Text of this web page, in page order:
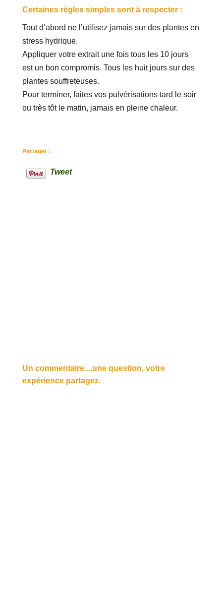
Certaines règles simples sont à respecter :
Tout d’abord ne l’utilisez jamais sur des plantes en
stress hydrique.
Appliquer votre extrait une fois tous les 10 jours
est un bon compromis. Tous les huit jours sur des
plantes souffreteuses.
Pour terminer, faites vos pulvérisations tard le soir
ou très tôt le matin, jamais en pleine chaleur.
Partager :
Tweet
Un commentaire....une question, votre
expérience partagez.